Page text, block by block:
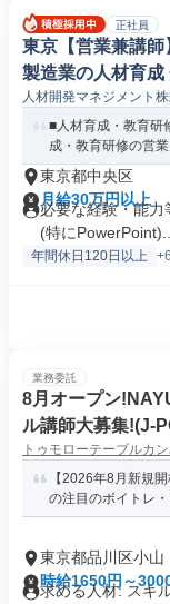
正社員
東京【営業兼講
製造業の人材育
人材開発マネジメント
■人材育成・教育研
成・教育研修の営
東京都中央区
月給30万円以上
必要な経験・能
(特にPowerPoint)...
年間休日120日以上
業務委託
8月オープン
ル講師大募集!(J-
方、弾き語りetc)
トゥモローテーブルカ
【2026年8月新規
の注目のボイトレ
東京都品川区小山
時給1650円～
求める人材: スキ